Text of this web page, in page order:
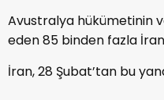
Avustralya hükümetinin
eden 85 binden fazla
İran, 28 Şubat’tan bu